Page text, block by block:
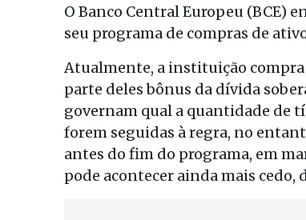
O Banco Central Europeu (BCE)
seu programa de compras de
Atualmente, a instituição compra
parte deles bônus da dívida
governam qual a quantidade de
forem seguidas à regra, no
antes do fim do programa, em
pode acontecer ainda mais cedo,